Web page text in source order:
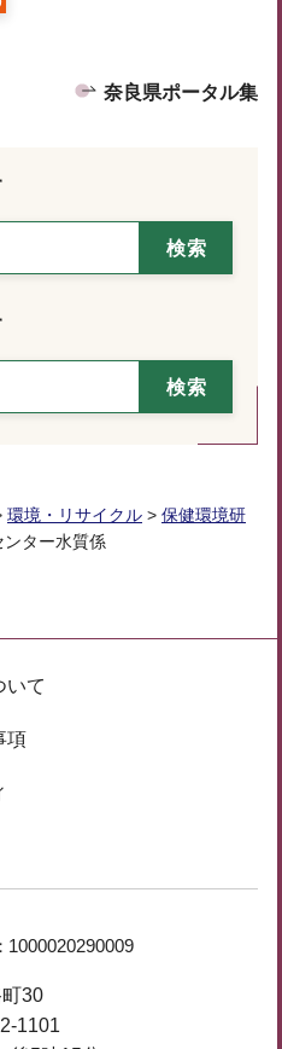
奈良県ポータル集
環境・リサイクル > 保健環境研
ター水質係
いて
項
1000020290009
30
1101